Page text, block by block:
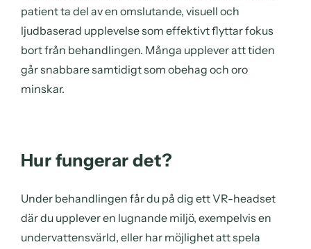
patient ta del av en omslutande, visuell och
ljudbaserad upplevelse som effektivt flyttar fokus
bort från behandlingen. Många upplever att tiden
går snabbare samtidigt som obehag och oro
minskar.
Hur fungerar det?
Under behandlingen får du på dig ett VR-headset
där du upplever en lugnande miljö, exempelvis en
undervattensvärld, eller har möjlighet att spela